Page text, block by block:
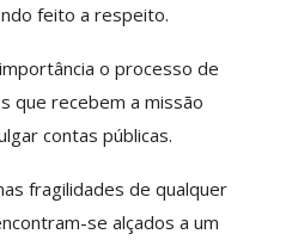
feito a respeito.
o processo de
que recebem a missão
contas públicas.
fragilidades de qualquer
se alçados a um